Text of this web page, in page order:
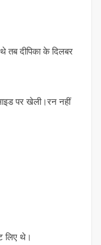
तब दीपिका के दिलबर
पर खेली।रन नहीं
लिए थे।